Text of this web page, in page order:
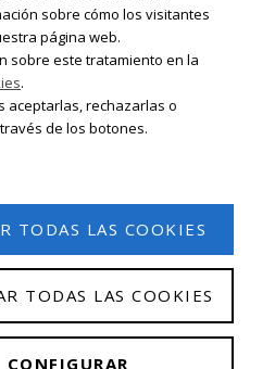
boletín de
los derechos reservados.
sobre cómo los visitantes
página web.
sobre este tratamiento en la
.
aceptarlas, rechazarlas o
de los botones.
TODAS LAS COOKIES
TODAS LAS COOKIES
CONFIGURAR